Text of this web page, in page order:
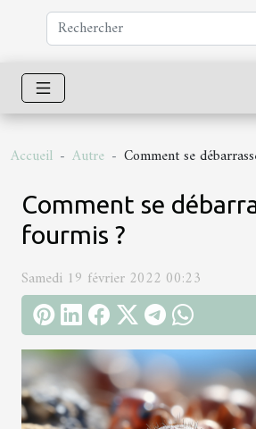
Accueil Autre Comment se
Comment se
fourmis ?
Samedi 19 février 2022 00:23